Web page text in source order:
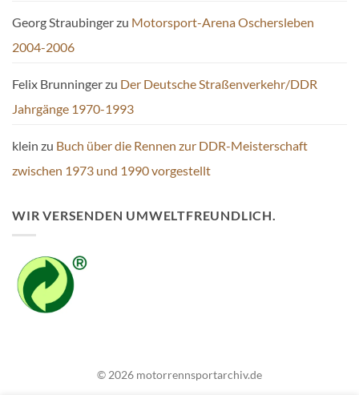
Georg Straubingerzu Motorsport-Arena Oschersleben
2004-2006
Felix Brunningerzu Der Deutsche Straßenverkehr/DDR
Jahrgänge 1970-1993
klein zu Buch über die Rennen zur DDR-Meisterschaft
zwischen 1973 und 1990 vorgestellt
WIR VERSENDEN UMWELTFREUNDLICH.
© 2026 motorrennsportarchiv.de